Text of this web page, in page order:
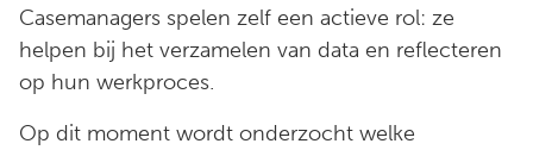
Casemanagers spelen zelf een actieve rol: ze
helpen bij het verzamelen van data en reflecteren
op hun werkproces.
Op dit moment wordt onderzocht welke